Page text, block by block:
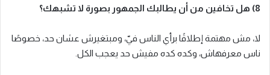
8) هل تخافين من أن يطالبك الجمهور بصورة لا تشبهك؟
لا، مش مهتمة إطلاقًا برأي الناس فيّ، ومبتغيرش عشان حد، خصوصًا
ناس معرفهاش، وكده كده مفيش حد يعجب الكل.